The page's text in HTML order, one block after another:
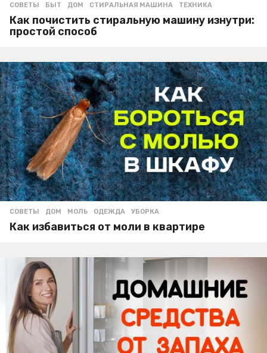
СОВЕТЫ БЫТ ,ДОМ ,СТИРАЛЬНАЯ МАШИНА ,ТЕХНИКА
Как почистить стиральную машину изнутри:
простой способ
СОВЕТЫ ДОМ ,МОЛЬ ,ОДЕЖДА ,УБОРКА
Как избавиться от моли в квартире